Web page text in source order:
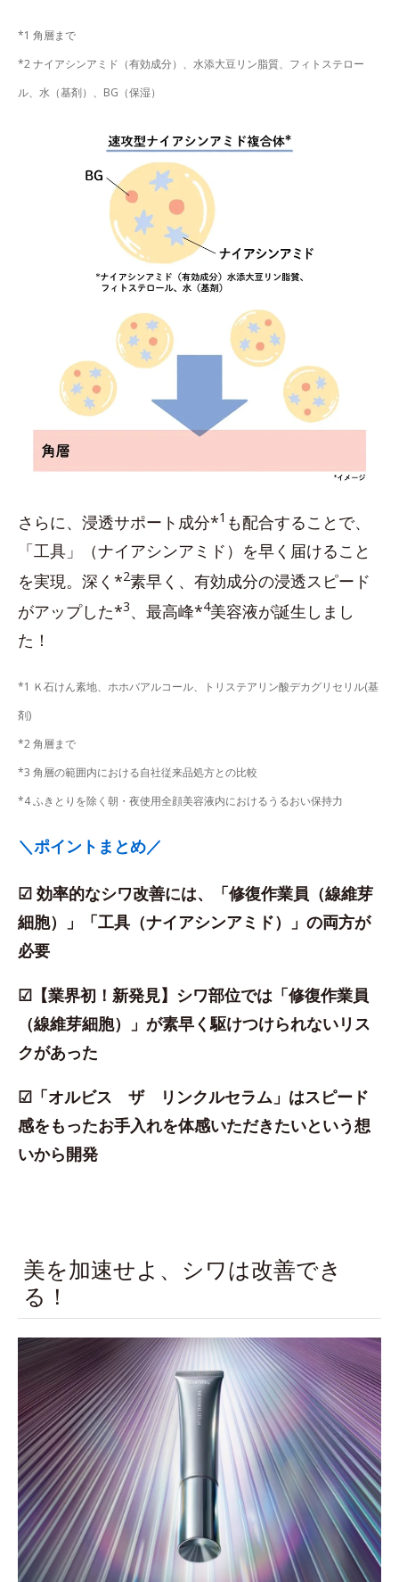
*1 角層まで
*2 ナイアシンアミド（有効成分）、水添大豆リン脂質、フィトステロー
ル、水（基剤）、BG（保湿）
さらに、浸透サポート成分*1 も配合することで、
「工具」（ナイアシンアミド）を早く届けること
を実現。深く*2素早く、有効成分の浸透スピード
がアップした*3、最高峰*4美容液が誕生しまし
た！
*1 Ｋ石けん素地、ホホバアルコール、トリステアリン酸デカグリセリル(基
剤)
*2 角層まで
*3 角層の範囲内における自社従来品処方との比較
*4 ふきとりを除く朝・夜使用全顔美容液内におけるうるおい保持力
＼ポイントまとめ／
☑ 効率的なシワ改善には、「修復作業員（線維芽
細胞）」「工具（ナイアシンアミド）」の両方が
必要
☑【業界初！新発見】シワ部位では「修復作業員
（線維芽細胞）」が素早く駆けつけられないリス
クがあった
☑「オルビス ザ リンクルセラム」はスピード
感をもったお手入れを体感いただきたいという想
いから開発
美を加速せよ、シワは改善でき
る！